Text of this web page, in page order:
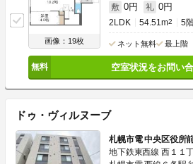
画像：19枚
敷 0円 礼 0円
2LDK 54.51m2 5
ネット無料 最上階
空室状況をお問い
ドゥ・ヴィルヌーブ
札幌市電 中央区役所
地下鉄東西線 西１１